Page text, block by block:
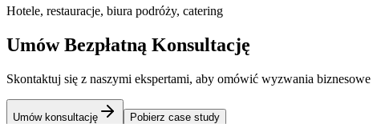
Hotele, restauracje, biura podróży, catering
Umów Bezpłatną Konsultację
Skontaktuj się z naszymi ekspertami, aby omówić wyzwania
Umów konsultację Pobierz case study